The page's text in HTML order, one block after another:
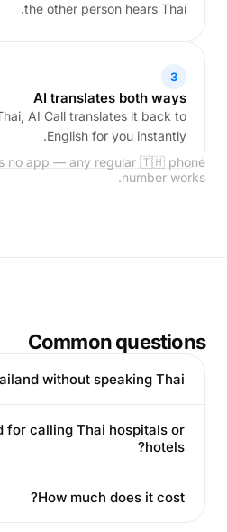
the other person hears Thai.
3
AI translates both ways
AI Call translates it back to
English for you instantly.
no app — any regular 🇹🇭 phone
number works.
Common questions
without speaking Thai?
for calling Thai hospitals or
hotels?
How much does it cost?